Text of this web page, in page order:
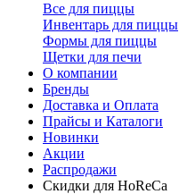
Все для пиццы
Инвентарь для пиццы
Формы для пиццы
Щетки для печи
О компании
Бренды
Доставка и Оплата
Прайсы и Каталоги
Новинки
Акции
Распродажи
Скидки для HoReCa